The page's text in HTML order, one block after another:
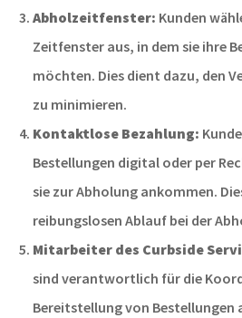
Abholzeitfenster: Kunden
Zeitfenster aus, in dem sie ihre
möchten. Dies dient dazu, den
zu minimieren.
Kontaktlose Bezahlung:
Bestellungen digital oder per
sie zur Abholung ankommen.
reibungslosen Ablauf bei der
Mitarbeiter des Curbside
sind verantwortlich für die
Bereitstellung von Bestellungen